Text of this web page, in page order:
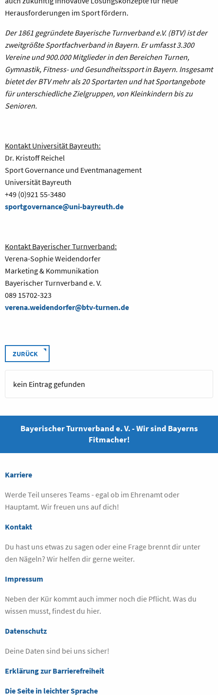
Herausforderungen im Sport fördern.
Der 1861 gegründete Bayerische Turnverband e.V. (BTV) ist der
zweitgrößte Sportfachverband in Bayern. Er umfasst 3.300
Vereine und 900.000 Mitglieder in den Bereichen Turnen,
Gymnastik, Fitness- und Gesundheitssport in Bayern. Insgesamt
bietet der BTV mehr als 20 Sportarten und hat Sportangebote
für unterschiedliche Zielgruppen, von Kleinkindern bis zu
Senioren.
Kontakt Universität Bayreuth:
Dr. Kristoff Reichel
Sport Governance und Eventmanagement
Universität Bayreuth
+49 (0)921 55-3480
sportgovernance@uni-bayreuth.de
Kontakt Bayerischer Turnverband:
Verena-Sophie Weidendorfer
Marketing & Kommunikation
Bayerischer Turnverband e. V.
089 15702-323
verena.weidendorfer@btv-turnen.de
ZURÜCK
kein Eintrag gefunden
Bayerischer Turnverband e. V. - Wir sind Bayerns
Fitmacher!
Karriere
Werde Teil unseres Teams - egal ob im Ehrenamt oder
Hauptamt. Wir freuen uns auf dich!
Kontakt
Du hast uns etwas zu sagen oder eine Frage brennt dir unter
den Nägeln? Wir helfen dir gerne weiter.
Impressum
Neben der Kür kommt auch immer noch die Pflicht. Was du
wissen musst, findest du hier.
Datenschutz
Deine Daten sind bei uns sicher!
Erklärung zur Barrierefreiheit
Die Seite in leichter Sprache